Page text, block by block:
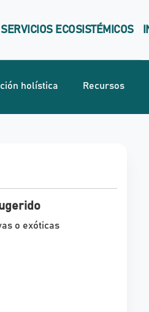
SERVICIOS ECOSISTÉMICOS
holística Recursos
o exóticas